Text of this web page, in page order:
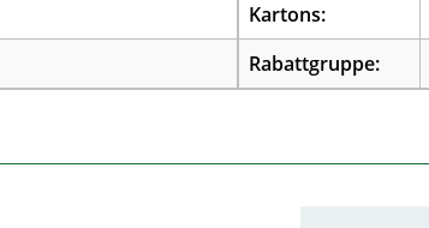
Kartons:
Rabattgruppe: